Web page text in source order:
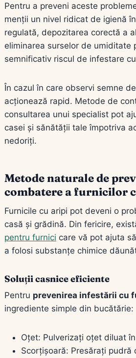
Pentru a preveni aceste
menții un nivel ridicat de igienă
regulată, depozitarea corectă a
eliminarea surselor de umiditate
semnificativ riscul de infestare
În cazul în care observi semne
acționează rapid. Metode de
consultarea unui specialist pot
casei și sănătății tale împotriva
nedoriți.
Metode naturale de
combatere a furnicilor
Furnicile cu aripi pot deveni o
casă și grădină. Din fericire,
pentru furnici care vă pot ajuta
a folosi substanțe chimice
Soluții casnice eficiente
Pentru prevenirea infestării cu
ingrediente simple din bucătărie:
Oțet: Pulverizați oțet diluat
Scorțișoară: Presărați pudră